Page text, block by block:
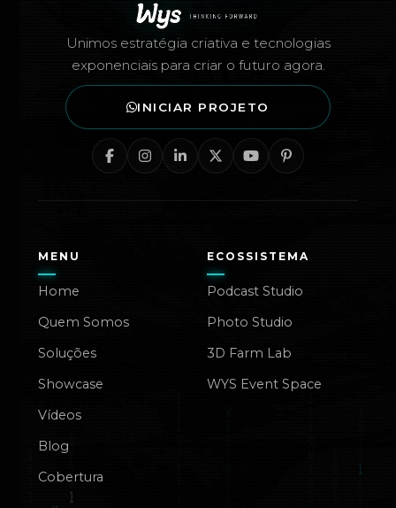
Unimos estratégia criativa e tecnologias
exponenciais para criar o futuro agora.
INICIAR PROJETO
MENU
Home
Quem Somos
Soluções
Showcase
Vídeos
Blog
Cobertura
ECOSSISTEMA
Podcast Studio
Photo Studio
3D Farm Lab
WYS Event Space